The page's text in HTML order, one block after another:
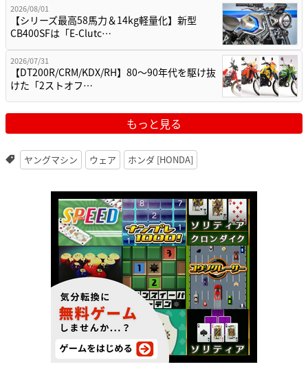
2026/08/01
【シリーズ最高58馬力＆14kg軽量化】新型
CB400SFは「E-Clutc…
2026/07/31
【DT200R/CRM/KDX/RH】80〜90年代を駆け抜
けた「2ストオフ…
もっと見る
ヤングマシン ウェア ホンダ [HONDA]